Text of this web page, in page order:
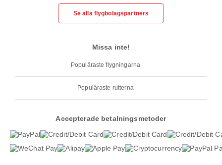
Se alla flygbolagspartners
Missa inte!
Populäraste flygningarna
Populäraste rutterna
Accepterade betalningsmetoder